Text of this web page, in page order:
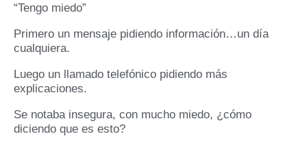
“Tengo miedo”
Primero un mensaje pidiendo información…un día
cualquiera.
Luego un llamado telefónico pidiendo más
explicaciones.
Se notaba insegura, con mucho miedo, ¿cómo
diciendo que es esto?